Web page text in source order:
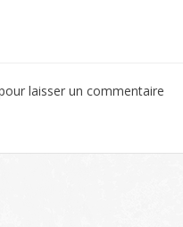
laisser un commentaire